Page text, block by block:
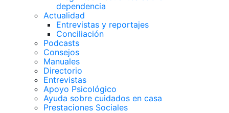
dependencia
Actualidad
Entrevistas y reportajes
Conciliación
Podcasts
Consejos
Manuales
Directorio
Entrevistas
Apoyo Psicológico
Ayuda sobre cuidados en casa
Prestaciones Sociales